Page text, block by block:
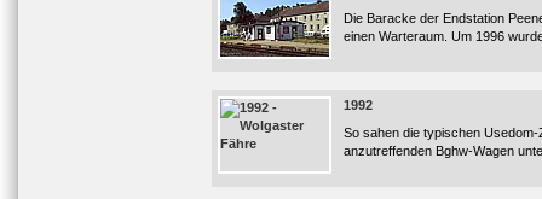
Die Baracke der Endstation
einen Warteraum. Um 1996
1992
So sahen die typischen
anzutreffenden Bghw-Wagen